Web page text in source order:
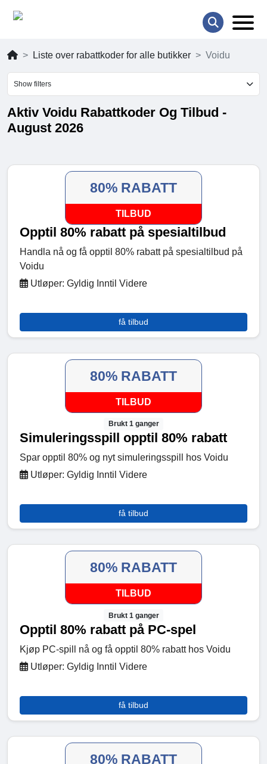
Liste over rabattkoder for alle butikker Voidu
Show filters
Aktiv Voidu Rabattkoder Og Tilbud -
August 2026
80% RABATT
TILBUD
Opptil 80% rabatt på spesialtilbud
Handla nå og få opptil 80% rabatt på spesialtilbud på
Voidu
Utløper: Gyldig Inntil Videre
få tilbud
80% RABATT
TILBUD
Brukt 1 ganger
Simuleringsspill opptil 80% rabatt
Spar opptil 80% og nyt simuleringsspill hos Voidu
Utløper: Gyldig Inntil Videre
få tilbud
80% RABATT
TILBUD
Brukt 1 ganger
Opptil 80% rabatt på PC-spel
Kjøp PC-spill nå og få opptil 80% rabatt hos Voidu
Utløper: Gyldig Inntil Videre
få tilbud
80% RABATT